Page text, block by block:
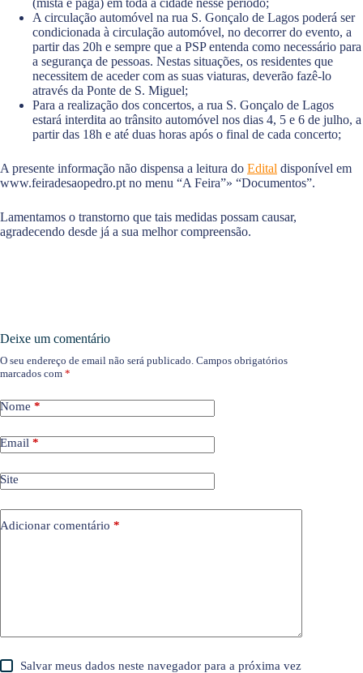
(mista e paga) em toda a cidade nesse período;
A circulação automóvel na rua S. Gonçalo de Lagos poderá ser
condicionada à circulação automóvel, no decorrer do evento, a
partir das 20h e sempre que a PSP entenda como necessário para
a segurança de pessoas. Nestas situações, os residentes que
necessitem de aceder com as suas viaturas, deverão fazê-lo
através da Ponte de S. Miguel;
Para a realização dos concertos, a rua S. Gonçalo de Lagos
estará interdita ao trânsito automóvel nos dias 4, 5 e 6 de julho, a
partir das 18h e até duas horas após o final de cada concerto;
A presente informação não dispensa a leitura do Edital disponível em
www.feiradesaopedro.pt no menu “A Feira”» “Documentos”.
Lamentamos o transtorno que tais medidas possam causar,
agradecendo desde já a sua melhor compreensão.
Deixe um comentário
O seu endereço de email não será publicado. Campos obrigatórios
marcados com *
Nome *
Email *
Site
Adicionar comentário *
Salvar meus dados neste navegador para a próxima vez